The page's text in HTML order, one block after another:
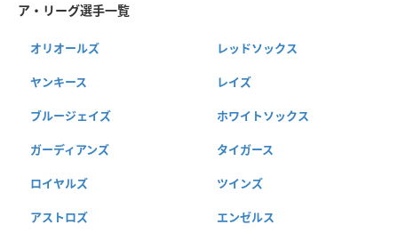
ア・リーグ選手一覧
オリオールズ レッドソックス
ヤンキース レイズ
ブルージェイズ ホワイトソックス
ガーディアンズ タイガース
ロイヤルズ ツインズ
アストロズ エンゼルス